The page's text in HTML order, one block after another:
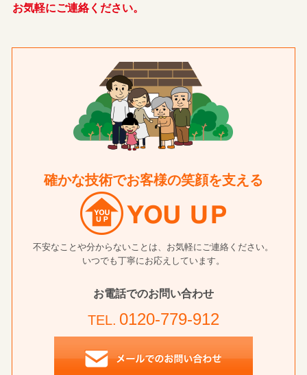
お気軽にご連絡ください。
確かな技術でお客様の笑顔を支える
不安なことや分からないことは、お気軽にご連絡ください。
いつでも丁寧にお応えしています。
お電話でのお問い合わせ
TEL. 0120-779-912